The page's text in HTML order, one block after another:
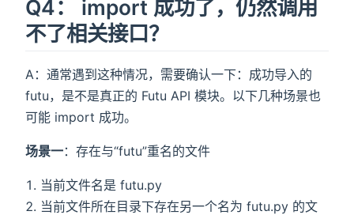
Q4： import 成功了，仍然调用
不了相关接口？
A：通常遇到这种情况，需要确认一下：成功导入的
futu，是不是真正的 Futu API 模块。以下几种场景也
可能 import 成功。
场景一：存在与“futu”重名的文件
当前文件名是 futu.py
当前文件所在目录下存在另一个名为 futu.py 的文